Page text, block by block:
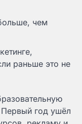
чем
раньше это не
год ушёл